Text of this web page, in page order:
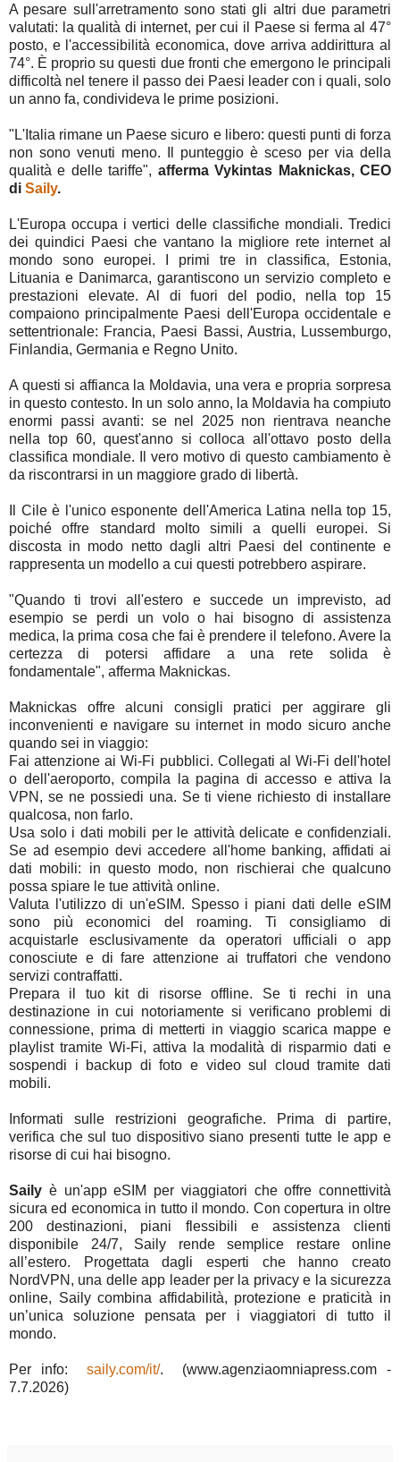
A pesare sull'arretramento sono stati gli altri due parametri
valutati: la qualità di internet, per cui il Paese si ferma al 47°
posto, e l'accessibilità economica, dove arriva addirittura al
74°. È proprio su questi due fronti che emergono le principali
difficoltà nel tenere il passo dei Paesi leader con i quali, solo
un anno fa, condivideva le prime posizioni.
"L'Italia rimane un Paese sicuro e libero: questi punti di forza
non sono venuti meno. Il punteggio è sceso per via della
qualità e delle tariffe", afferma Vykintas Maknickas, CEO
di Saily.
L'Europa occupa i vertici delle classifiche mondiali. Tredici
dei quindici Paesi che vantano la migliore rete internet al
mondo sono europei. I primi tre in classifica, Estonia,
Lituania e Danimarca, garantiscono un servizio completo e
prestazioni elevate. Al di fuori del podio, nella top 15
compaiono principalmente Paesi dell'Europa occidentale e
settentrionale: Francia, Paesi Bassi, Austria, Lussemburgo,
Finlandia, Germania e Regno Unito.
A questi si affianca la Moldavia, una vera e propria sorpresa
in questo contesto. In un solo anno, la Moldavia ha compiuto
enormi passi avanti: se nel 2025 non rientrava neanche
nella top 60, quest'anno si colloca all'ottavo posto della
classifica mondiale. Il vero motivo di questo cambiamento è
da riscontrarsi in un maggiore grado di libertà.
Il Cile è l'unico esponente dell'America Latina nella top 15,
poiché offre standard molto simili a quelli europei. Si
discosta in modo netto dagli altri Paesi del continente e
rappresenta un modello a cui questi potrebbero aspirare.
"Quando ti trovi all'estero e succede un imprevisto, ad
esempio se perdi un volo o hai bisogno di assistenza
medica, la prima cosa che fai è prendere il telefono. Avere la
certezza di potersi affidare a una rete solida è
fondamentale", afferma Maknickas.
Maknickas offre alcuni consigli pratici per aggirare gli
inconvenienti e navigare su internet in modo sicuro anche
quando sei in viaggio:
Fai attenzione ai Wi-Fi pubblici. Collegati al Wi-Fi dell'hotel
o dell'aeroporto, compila la pagina di accesso e attiva la
VPN, se ne possiedi una. Se ti viene richiesto di installare
qualcosa, non farlo.
Usa solo i dati mobili per le attività delicate e confidenziali.
Se ad esempio devi accedere all'home banking, affidati ai
dati mobili: in questo modo, non rischierai che qualcuno
possa spiare le tue attività online.
Valuta l'utilizzo di un'eSIM. Spesso i piani dati delle eSIM
sono più economici del roaming. Ti consigliamo di
acquistarle esclusivamente da operatori ufficiali o app
conosciute e di fare attenzione ai truffatori che vendono
servizi contraffatti.
Prepara il tuo kit di risorse offline. Se ti rechi in una
destinazione in cui notoriamente si verificano problemi di
connessione, prima di metterti in viaggio scarica mappe e
playlist tramite Wi-Fi, attiva la modalità di risparmio dati e
sospendi i backup di foto e video sul cloud tramite dati
mobili.
Informati sulle restrizioni geografiche. Prima di partire,
verifica che sul tuo dispositivo siano presenti tutte le app e
risorse di cui hai bisogno.
Saily è un'app eSIM per viaggiatori che offre connettività
sicura ed economica in tutto il mondo. Con copertura in oltre
200 destinazioni, piani flessibili e assistenza clienti
disponibile 24/7, Saily rende semplice restare online
all’estero. Progettata dagli esperti che hanno creato
NordVPN, una delle app leader per la privacy e la sicurezza
online, Saily combina affidabilità, protezione e praticità in
un’unica soluzione pensata per i viaggiatori di tutto il
mondo.
Per info: saily.com/it/. (www.agenziaomniapress.com -
7.7.2026)